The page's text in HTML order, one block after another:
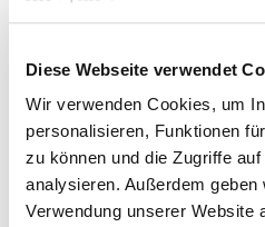
Diese Webseite verwendet
Wir verwenden Cookies, um
personalisieren, Funktionen
zu können und die Zugriffe
analysieren. Außerdem
Verwendung unserer Website
SPIRITUOSENGESCHÄFT
Suchen nach